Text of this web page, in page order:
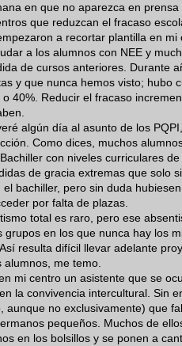
en que no aparezca en
que reduzcan el fracaso
a recortar plantilla en
a los alumnos con NEE y
de cursos anteriores. Durante
y que nunca hemos visto; hubo
40%. Reducir el fracaso
algún día al asunto de los
Como dices, muchos
con niveles curriculares
de gracia extremas que solo
el bachiller, pero sin duda
por falta de plazas.
total es raro, pero ese
grupos en los que nunca hay los
resulta difícil llevar adelante
me temo.
mi centro un asistente que se
la convivencia intercultural. Sin
aunque no exclusivamente) que
pequeños. Muchos de
en los bolsillos y se ponen a